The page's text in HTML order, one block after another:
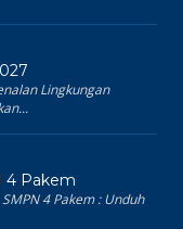
Lingkungan
4 Pakem
4 Pakem : Unduh